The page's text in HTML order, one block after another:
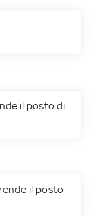
il posto di
il posto